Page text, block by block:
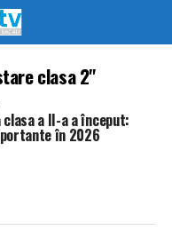
clasa 2"
clasa a II-a a început:
în 2026